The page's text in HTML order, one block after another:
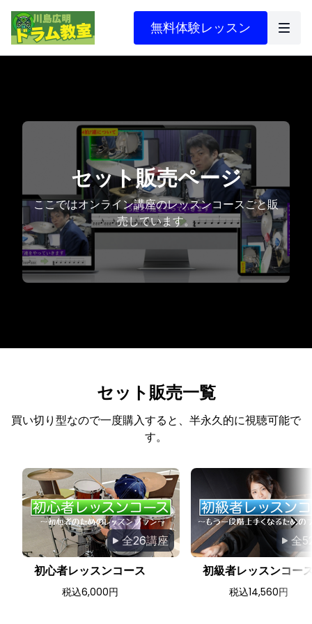
無料体験レッスン
セット販売ページ
ここではオンライン講座のレッスンコースごと販
売しています。
セット販売一覧
買い切り型なので一度購入すると、半永久的に視聴可能で
す。
全26講座
初心者レッスンコース
税込6,000円
全
初級者レッスンコー
税込14,560円